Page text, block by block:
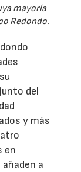
mayoría
Redondo.
del
y más
en
a